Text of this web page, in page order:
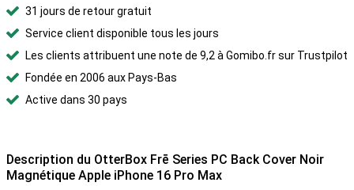
31 jours de retour gratuit
Service client disponible tous les jours
Les clients attribuent une note de 9,2 à Gomibo.fr sur Trustpilot
Fondée en 2006 aux Pays-Bas
Active dans 30 pays
Description du OtterBox Frē Series PC Back Cover Noir
Magnétique Apple iPhone 16 Pro Max